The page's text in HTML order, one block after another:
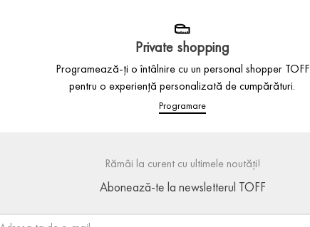
Private shopping
Programează-ți o întâlnire cu un personal shopper TOFF
pentru o experiență personalizată de cumpărături.
Programare
Rămâi la curent cu ultimele noutăți!
Abonează-te la newsletterul TOFF